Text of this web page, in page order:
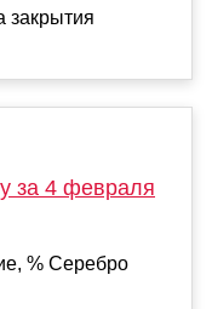
закрытия
за 4 февраля
% Серебро